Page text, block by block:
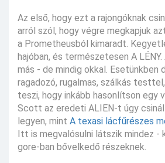
Az első, hogy ezt a rajongóknak
arról szól, hogy végre megkapjuk
a Prometheusból kimaradt.
hajóban, és természetesen A
más - de mindig okkal. Esetünkben
ragadozó, rugalmas, szálkás
teszi, hogy inkább hasonlítson egy
Scott az eredeti ALIEN-t úgy
legyen, mint A texasi lácfűrészes
Itt is megvalósulni látszik mindez -
gore-ban bővelkedő részeknek.